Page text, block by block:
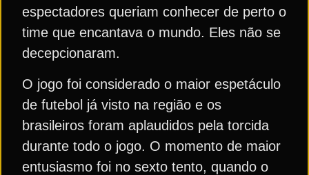
espectadores queriam conhecer de perto o
time que encantava o mundo. Eles não se
decepcionaram.
O jogo foi considerado o maior espetáculo
de futebol já visto na região e os
brasileiros foram aplaudidos pela torcida
durante todo o jogo. O momento de maior
entusiasmo foi no sexto tento, quando o